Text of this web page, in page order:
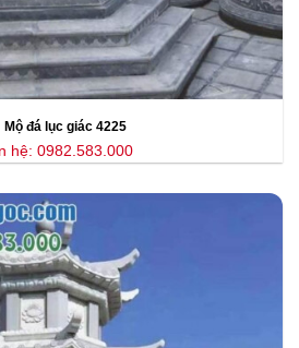
Mộ đá lục giác 4225
hệ: 0982.583.000